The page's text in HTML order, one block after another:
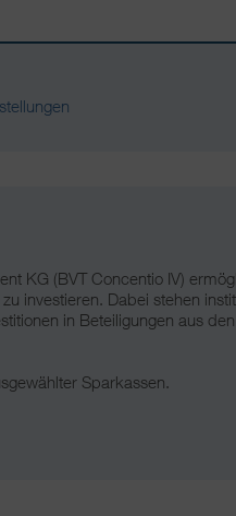
KG (BVT Concentio IV)
investieren. Dabei stehen
in Beteiligungen aus
Sparkassen.